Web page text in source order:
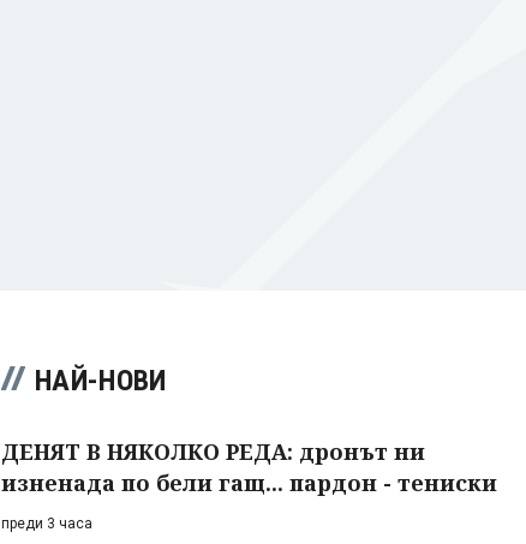
НАЙ-НОВИ
ДЕНЯТ В НЯКОЛКО РЕДА: дронът ни
изненада по бели гащ... пардон - тениски
преди 3 часа